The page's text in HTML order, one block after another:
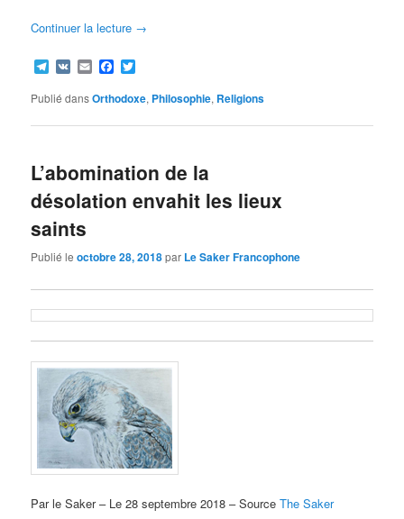
Continuer la lecture →
Telegram
VK EmailFacebook
Publié dansOrthodoxe, Philosophie, Religions
L’abomination de la
désolation envahit les lieux
saints
Publié leoctobre 28, 2018par Le Saker Francophone
Par le Saker – Le 28 septembre 2018 – SourceThe Saker